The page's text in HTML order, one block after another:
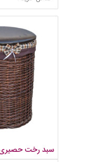
سبد رخت